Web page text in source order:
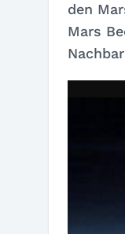
den
Mars